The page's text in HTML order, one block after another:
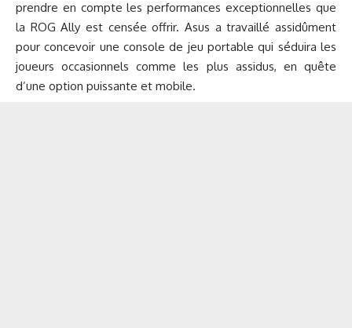
prendre en compte les performances exceptionnelles que
la ROG Ally est censée offrir. Asus a travaillé assidûment
pour concevoir une console de jeu portable qui séduira les
joueurs occasionnels comme les plus assidus, en quête
d’une option puissante et mobile.